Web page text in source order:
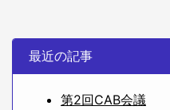
最近の記事
第2回CAB会議